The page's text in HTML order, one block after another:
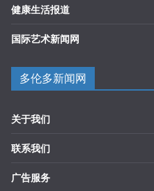
健康生活报道
国际艺术新闻网
多伦多新闻网
关于我们
联系我们
广告服务